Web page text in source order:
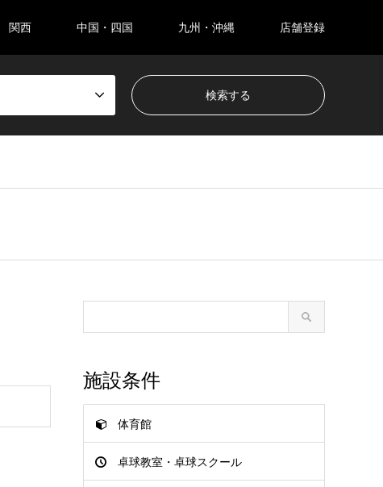
関西 中国・四国 九州・沖縄 店舗登録
施設条件
体育館
卓球教室・卓球スクール